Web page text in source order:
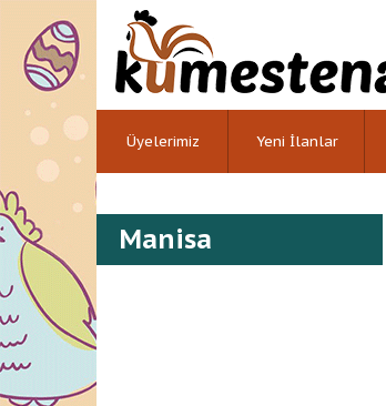
Üyelerimiz Yeni İlanlar
Manisa